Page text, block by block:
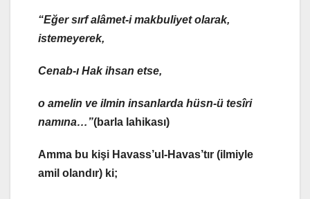
“Eğer sırfalâmet-i makbuliyetolarak,
istemeyerek,
Cenab-ı Hakihsan etse,
o amelin ve ilmin insanlarda hüsn-ü tesîri
namına…”(barla lahikası)
Amma bu kişi Havass’ul-Havas’tır (ilmiyle
amil olandır) ki;